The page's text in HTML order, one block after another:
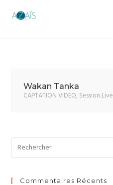
Wakan Tanka
CAPTATION VIDEO, Session Live
Commentaires Récents